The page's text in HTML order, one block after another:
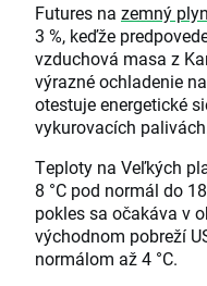
Futures na zemný plyn
3 %, keďže
vzduchová masa z
výrazné ochladenie
otestuje energetické
vykurovacích
Teploty na Veľkých
8 °C pod normál do
pokles sa očakáva v
východnom pobreží
normálom až 4 °C.